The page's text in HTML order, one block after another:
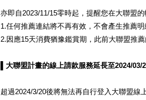
亦即自2023/11/15零時起，提醒您在大聯盟的
1.任何推薦連結將不再有效，不會產生推薦明
2.因應15天消費猶豫鑑賞期，此前大聯盟推薦
▌大聯盟計畫的線上請款服務延長至2024/03/
超過2024/3/20後將無法再自行登入大聯盟線